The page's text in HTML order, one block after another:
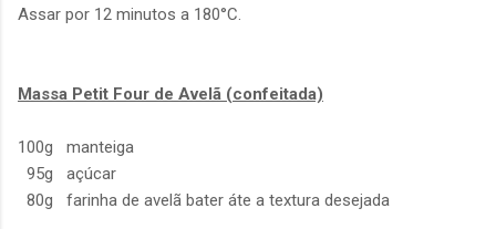
Assar por 12 minutos a 180°C.
Massa Petit Four de Avelã (confeitada)
100g manteiga
95g açúcar
80g farinha de avelã bater áte a textura desejada